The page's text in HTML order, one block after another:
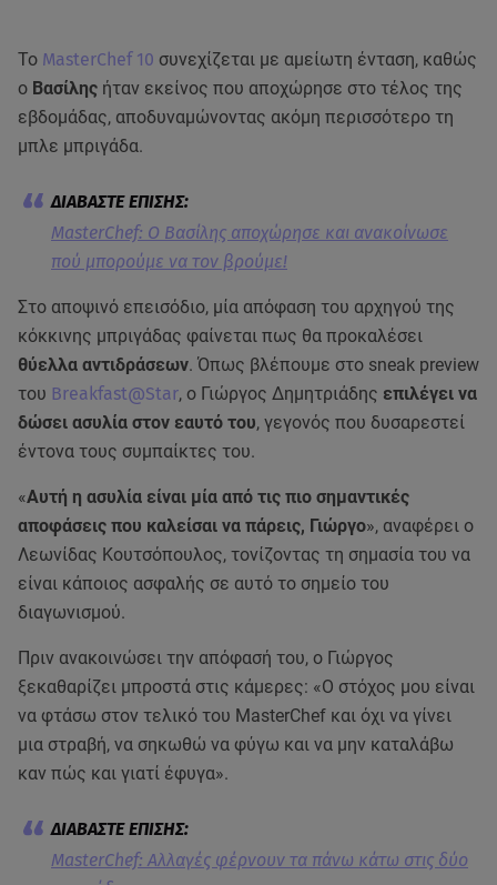
Το MasterChef 10 συνεχίζεται με αμείωτη ένταση, καθώς
ο Βασίλης ήταν εκείνος που αποχώρησε στο τέλος της
εβδομάδας, αποδυναμώνοντας ακόμη περισσότερο τη
μπλε μπριγάδα.
MasterChef: Ο Βασίλης αποχώρησε και ανακοίνωσε
πού μπορούμε να τον βρούμε!
Στο αποψινό επεισόδιο, μία απόφαση του αρχηγού της
κόκκινης μπριγάδας φαίνεται πως θα προκαλέσει
θύελλα αντιδράσεων. Όπως βλέπουμε στο sneak preview
του Breakfast@Star, ο Γιώργος Δημητριάδης επιλέγει να
δώσει ασυλία στον εαυτό του, γεγονός που δυσαρεστεί
έντονα τους συμπαίκτες του.
«Αυτή η ασυλία είναι μία από τις πιο σημαντικές
αποφάσεις που καλείσαι να πάρεις, Γιώργο», αναφέρει ο
Λεωνίδας Κουτσόπουλος, τονίζοντας τη σημασία του να
είναι κάποιος ασφαλής σε αυτό το σημείο του
διαγωνισμού.
Πριν ανακοινώσει την απόφασή του, ο Γιώργος
ξεκαθαρίζει μπροστά στις κάμερες: «Ο στόχος μου είναι
να φτάσω στον τελικό του MasterChef και όχι να γίνει
μια στραβή, να σηκωθώ να φύγω και να μην καταλάβω
καν πώς και γιατί έφυγα».
MasterChef: Αλλαγές φέρνουν τα πάνω κάτω στις δύο